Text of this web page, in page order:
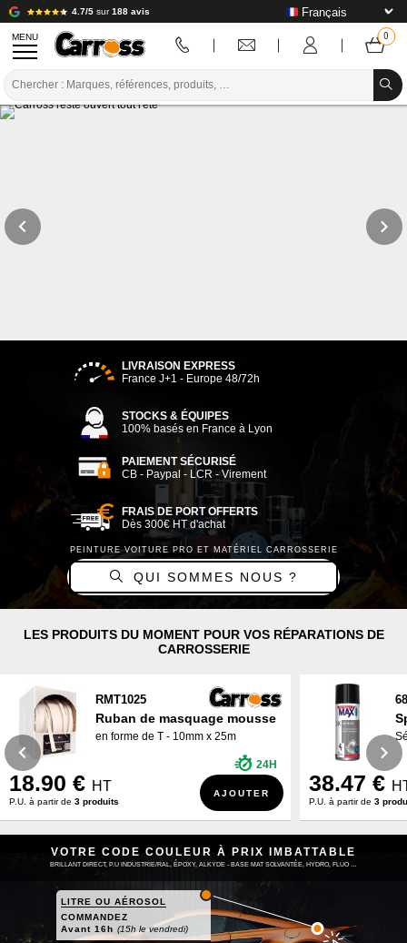
4.7/5 sur188 avis
MENU
PREPARATION / PEINTURE / FINITION
CONSOMMABLE CARROSSERIE
INSTALLATION LABO
QUI SOMMES NOUS ?
PEINTURE VOITURE PRO ET MATÉRIEL CARROSSERIE
LIVRAISON EXPRESS
France J+1 - Europe 48/72h
STOCKS & ÉQUIPES
100% basés en France à Lyon
PAIEMENT SÉCURISÉ
CB - Paypal - LCR - Virement
FRAIS DE PORT OFFERTS
Dès 300€ HT d'achat
QUI SOMMES NOUS ?
LES PRODUITS DU MOMENT POUR VOS RÉPARATIONS DE
CARROSSERIE
RMT1025
Ruban de masquage mousse
en forme de T - 10mm x 25m
18.90 € HT
P.U. à partir de 3 produits
24H
AJOUTER 38.47 €
P.U. à partir de 3
VOTRE CODE COULEUR À PRIX IMBATTABLE
BRILLANT DIRECT, P.U INDUSTRIE/RAL, ÉPOXY, ALKYDE - BASE MAT SOLVANTÉE, HYDRO, FLUO …
LITRE OU AÉROSOL
COMMANDEZ
Avant 16h(15h le vendredi)